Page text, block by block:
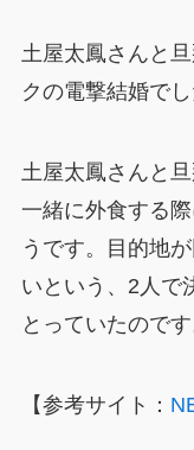
土屋太鳳さんと
クの電撃結婚でし
土屋太鳳さんと
一緒に外食する
うです。目的地
いという、2人で
とっていたのです
【参考サイト：